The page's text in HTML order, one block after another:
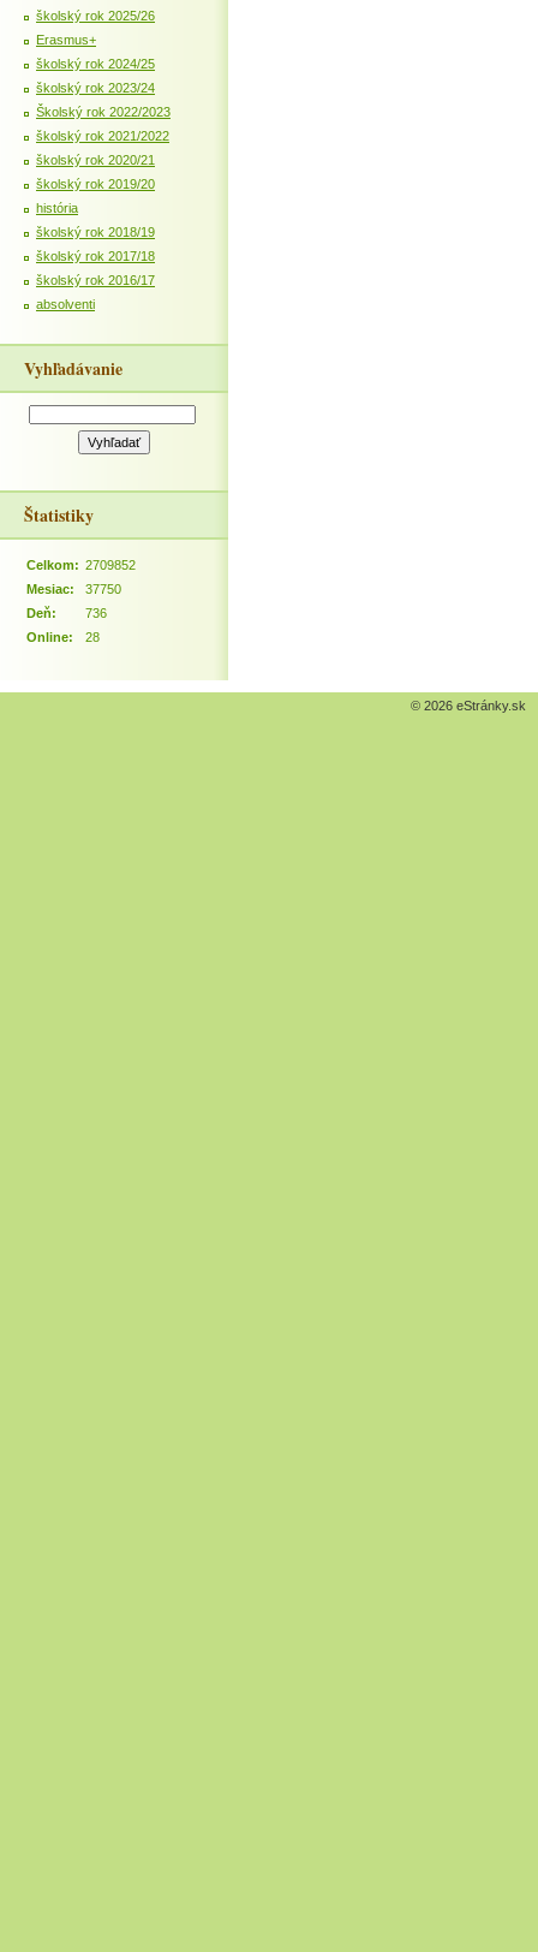
školský rok 2025/26
Erasmus+
školský rok 2024/25
školský rok 2023/24
Školský rok 2022/2023
školský rok 2021/2022
školský rok 2020/21
školský rok 2019/20
história
školský rok 2018/19
školský rok 2017/18
školský rok 2016/17
absolventi
Vyhľadávanie
Štatistiky
Online: 28
Celkom: 2709852
Mesiac:
37750
Deň:
736
© 2026 eStránky.sk